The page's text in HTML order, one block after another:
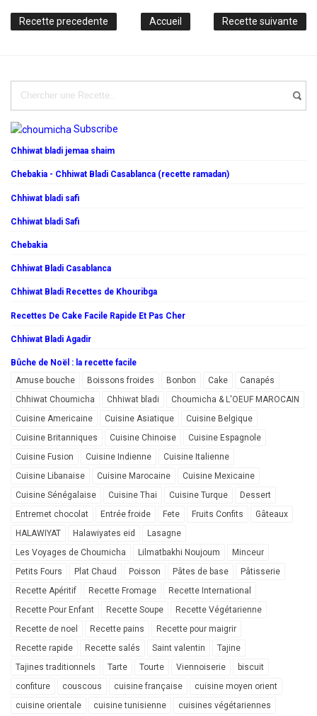
Recette precedente Recette suivante
Accueil
Subscribe
Chhiwat bladi jemaa shaim
Chebakia - Chhiwat Bladi Casablanca (recette ramadan)
Chhiwat bladi safi
Chhiwat bladi Safi
Chebakia
Chhiwat Bladi Casablanca
Chhiwat Bladi Recettes de Khouribga
Recettes De Cake Facile Rapide Et Pas Cher
Chhiwat Bladi Agadir
Bûche de Noël : la recette facile
Amuse bouche
Boissons froides Bonbon Cake
Canapés
Chhiwat Choumicha
Chhiwat bladi
Choumicha & L'OEUF MAROCAIN
Cuisine Americaine
Cuisine Asiatique
Cuisine Belgique
Cuisine Britanniques
Cuisine Chinoise
Cuisine Espagnole
Cuisine Fusion
Cuisine Indienne
Cuisine Italienne
Cuisine Libanaise
Cuisine Marocaine
Cuisine Mexicaine
Cuisine Sénégalaise
Cuisine Thai Cuisine Turque
Dessert
Entremet chocolat
Entrée froide Fete Fruits Confits
Gâteaux
HALAWIYAT
Halawiyates eid
Lasagne
Les Voyages de Choumicha
Lilmatbakhi Noujoum
Minceur
Petits Fours
Plat Chaud Poisson Pâtes de base
Pâtisserie
Recette Apéritif
Recette Fromage
Recette International
Recette Pour Enfant
Recette Soupe
Recette Végétarienne
Recette de noel
Recette pains
Recette pour maigrir
Recette rapide
Recette salés Saint valentin
Tajine
Tajines traditionnels
Tarte Tourte Viennoiserie
biscuit
confiture
couscous cuisine française
cuisine moyen orient
cuisine orientale
cuisine tunisienne cuisines végétariennes